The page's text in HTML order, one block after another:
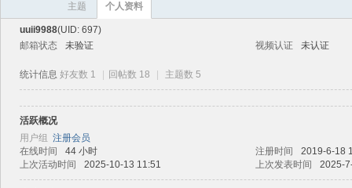
主题 个人资料
uuii9988(UID: 697)
邮箱状态
未验证 视频认证 未认证
统计信息 好友数 1 回帖数 18 主题数 5
活跃概况
用户组 注册会员
在线时间
44 小时 注册时间
2019-6-18
上次活动时间
2025-10-13 11:51 上次发表时间 2025-